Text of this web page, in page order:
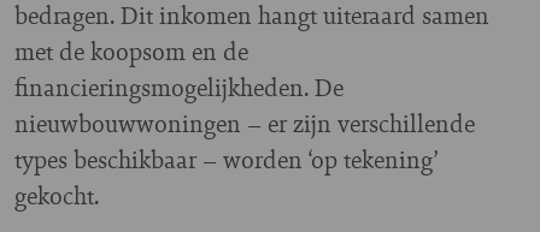
bedragen. Dit inkomen hangt uiteraard samen
met de koopsom en de
financieringsmogelijkheden. De
nieuwbouwwoningen – er zijn verschillende
types beschikbaar – worden ‘op tekening’
gekocht.